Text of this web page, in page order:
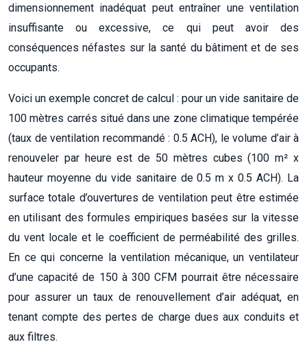
dimensionnement inadéquat peut entraîner une ventilation
insuffisante ou excessive, ce qui peut avoir des
conséquences néfastes sur la santé du bâtiment et de ses
occupants.
Voici un exemple concret de calcul : pour un vide sanitaire de
100 mètres carrés situé dans une zone climatique tempérée
(taux de ventilation recommandé : 0.5 ACH), le volume d’air à
renouveler par heure est de 50 mètres cubes (100 m² x
hauteur moyenne du vide sanitaire de 0.5 m x 0.5 ACH). La
surface totale d’ouvertures de ventilation peut être estimée
en utilisant des formules empiriques basées sur la vitesse
du vent locale et le coefficient de perméabilité des grilles.
En ce qui concerne la ventilation mécanique, un ventilateur
d’une capacité de 150 à 300 CFM pourrait être nécessaire
pour assurer un taux de renouvellement d’air adéquat, en
tenant compte des pertes de charge dues aux conduits et
aux filtres.